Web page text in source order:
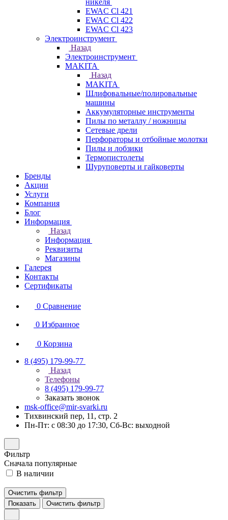
никеля
EWAC Cl 421
EWAC Cl 422
EWAC Cl 423
Электроинструмент
Назад
Электроинструмент
МAKITA
Назад
МAKITA
Шлифовальные/полировальные
машины
Аккумуляторные инструменты
Пилы по металлу / ножницы
Сетевые дрели
Перфораторы и отбойные молотки
Пилы и лобзики
Термопистолеты
Шуруповерты и гайковерты
Бренды
Акции
Услуги
Компания
Блог
Информация
Назад
Информация
Реквизиты
Магазины
Галерея
Контакты
Сертификаты
0 Сравнение
0 Избранное
0 Корзина
8 (495) 179-99-77
Назад
Телефоны
8 (495) 179-99-77
Заказать звонок
msk-office@mir-svarki.ru
Тихвинский пер, 11, стр. 2
Пн-Пт: с 08:30 до 17:30, Сб-Вс: выходной
Фильтр
Сначала популярные
В наличии
Очистить фильтр
Показать
Очистить фильтр